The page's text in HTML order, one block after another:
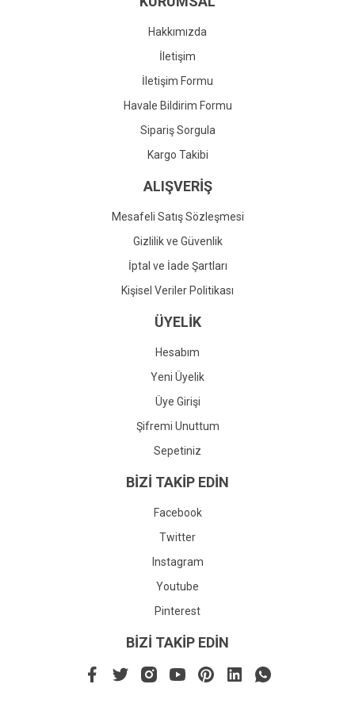
Gönder
Hakkımızda
İletişim
İletişim Formu
Havale Bildirim Formu
Sipariş Sorgula
Kargo Takibi
ALIŞVERİŞ
Mesafeli Satış Sözleşmesi
Gizlilik ve Güvenlik
İptal ve İade Şartları
Kişisel Veriler Politikası
ÜYELİK
Hesabım
Yeni Üyelik
Üye Girişi
Şifremi Unuttum
Sepetiniz
BİZİ TAKİP EDİN
Facebook
Twitter
Instagram
Youtube
Pinterest
BİZİ TAKİP EDİN